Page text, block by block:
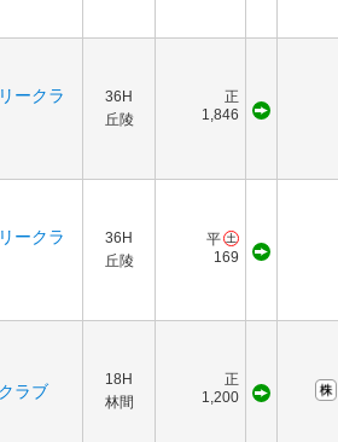
ークラ
36H
丘陵
正
1,846
ークラ
36H
丘陵
平
169
ラブ
18H
林間
正
1,200